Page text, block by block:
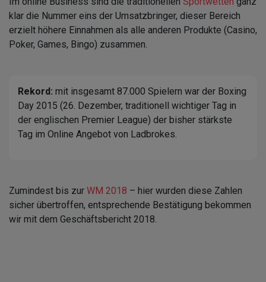
klar die Nummer eins der Umsatzbringer, dieser Bereich
erzielt höhere Einnahmen als alle anderen Produkte (Casino,
Poker, Games, Bingo) zusammen.
Rekord: mit insgesamt 87.000 Spielern war der Boxing
Day 2015 (26. Dezember, traditionell wichtiger Tag in
der englischen Premier League) der bisher stärkste
Tag im Online Angebot von Ladbrokes.
Zumindest bis zur WM 2018 – hier wurden diese Zahlen
sicher übertroffen, entsprechende Bestätigung bekommen
wir mit dem Geschäftsbericht 2018.